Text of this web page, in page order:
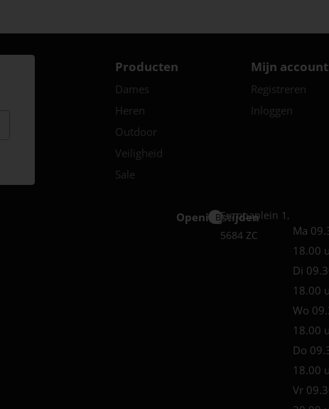
Producten
Dames
Heren
Outdoor
Veiligheid
Sale
Mijn account
Registreren
Inloggen
Openingstijden
Best
Europaplein 1,
5684 ZC
Ma
18.00
Di
18.00
Wo
18.00
Do
18.00
Vr